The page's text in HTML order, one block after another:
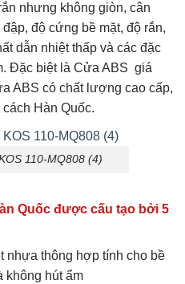
nhưng không giòn, cân
độ cứng bề mặt, độ rắn,
dẫn nhiệt thấp và các đặc
Đặc biệt là Cửa ABS giá
ABS có chất lượng cao cấp,
Hàn Quốc.
110-MQ808 (4)
Quốc được cấu tạo bởi 5
nhựa thông hợp tính cho bề
không hút ẩm